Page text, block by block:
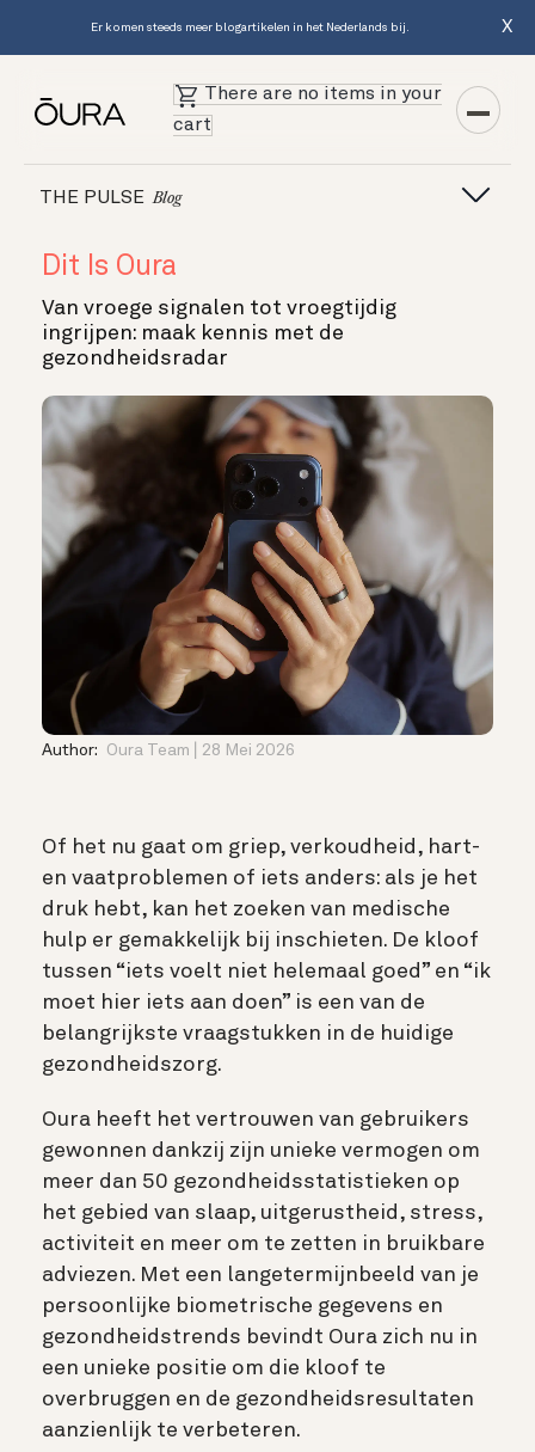
Er komen steeds meer blogartikelen in het Nederlands bij. X
There are no items in your
cart
THE PULSE Blog
Dit Is Oura
Van vroege signalen tot vroegtijdig
ingrijpen: maak kennis met de
gezondheidsradar
Author: Oura Team 28 Mei 2026
Of het nu gaat om griep, verkoudheid, hart-
en vaatproblemen of iets anders: als je het
druk hebt, kan het zoeken van medische
hulp er gemakkelijk bij inschieten. De kloof
tussen “iets voelt niet helemaal goed” en “ik
moet hier iets aan doen” is een van de
belangrijkste vraagstukken in de huidige
gezondheidszorg.
Oura heeft het vertrouwen van gebruikers
gewonnen dankzij zijn unieke vermogen om
meer dan 50 gezondheidsstatistieken op
het gebied van slaap, uitgerustheid, stress,
activiteit en meer om te zetten in bruikbare
adviezen. Met een langetermijnbeeld van je
persoonlijke biometrische gegevens en
gezondheidstrends bevindt Oura zich nu in
een unieke positie om die kloof te
overbruggen en de gezondheidsresultaten
aanzienlijk te verbeteren.